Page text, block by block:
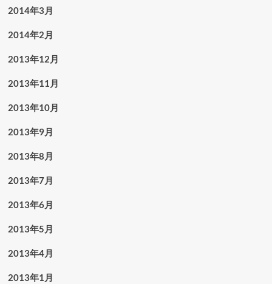
2014年3月
2014年2月
2013年12月
2013年11月
2013年10月
2013年9月
2013年8月
2013年7月
2013年6月
2013年5月
2013年4月
2013年1月